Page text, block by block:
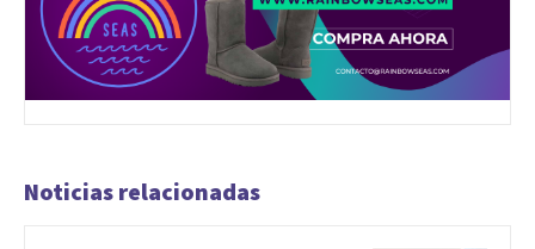
Noticias relacionadas